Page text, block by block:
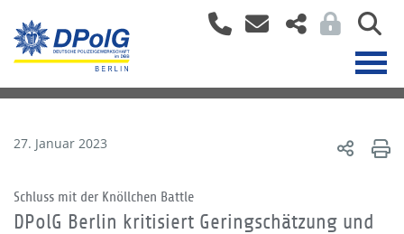
27. Januar 2023
Schluss mit der Knöllchen Battle
DPolG Berlin kritisiert Geringschätzung und